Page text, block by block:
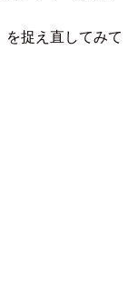
を捉え直してみて